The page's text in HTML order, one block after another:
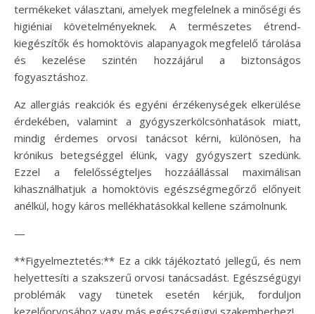
termékeket választani, amelyek megfelelnek a minőségi és
higiéniai követelményeknek. A természetes étrend-
kiegészítők és homoktövis alapanyagok megfelelő tárolása
és kezelése szintén hozzájárul a biztonságos
fogyasztáshoz.
Az allergiás reakciók és egyéni érzékenységek elkerülése
érdekében, valamint a gyógyszerkölcsönhatások miatt,
mindig érdemes orvosi tanácsot kérni, különösen, ha
krónikus betegséggel élünk, vagy gyógyszert szedünk.
Ezzel a felelősségteljes hozzáállással maximálisan
kihasználhatjuk a homoktövis egészségmegőrző előnyeit
anélkül, hogy káros mellékhatásokkal kellene számolnunk.
—
**Figyelmeztetés:** Ez a cikk tájékoztató jellegű, és nem
helyettesíti a szakszerű orvosi tanácsadást. Egészségügyi
problémák vagy tünetek esetén kérjük, forduljon
kezelőorvosához vagy más egészségügyi szakemberhez!